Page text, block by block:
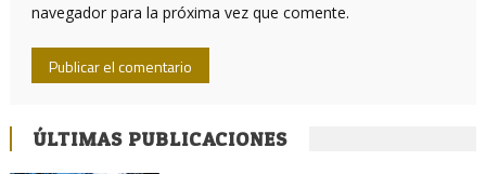
navegador para la próxima vez que comente.
ÚLTIMAS PUBLICACIONES